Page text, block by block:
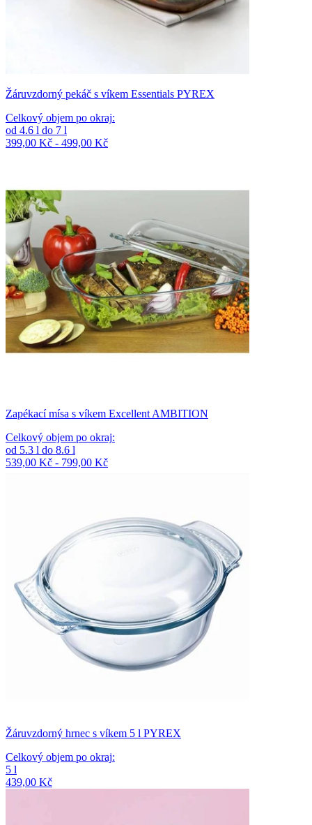
Žáruvzdorný pekáč s víkem Essentials PYREX
Celkový objem po okraj:
od 4.6 l do 7 l
399,00 Kč - 499,00 Kč
Zapékací mísa s víkem Excellent AMBITION
Celkový objem po okraj:
od 5.3 l do 8.6 l
539,00 Kč - 799,00 Kč
Žáruvzdorný hrnec s víkem 5 l PYREX
Celkový objem po okraj:
5 l
439,00 Kč